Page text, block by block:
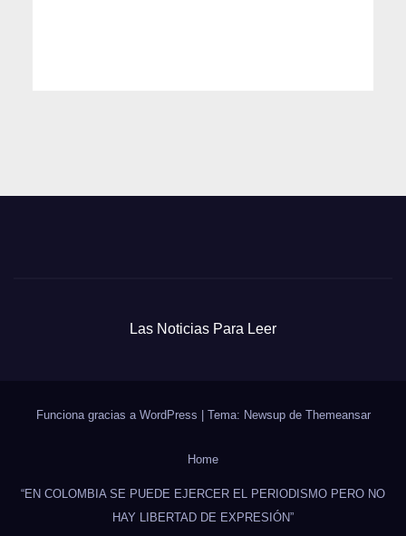
Las Noticias Para Leer
Funciona gracias a WordPress Tema: Newsup de Themeansar
Home
“EN COLOMBIA SE PUEDE EJERCER EL PERIODISMO PERO NO
HAY LIBERTAD DE EXPRESIÓN”